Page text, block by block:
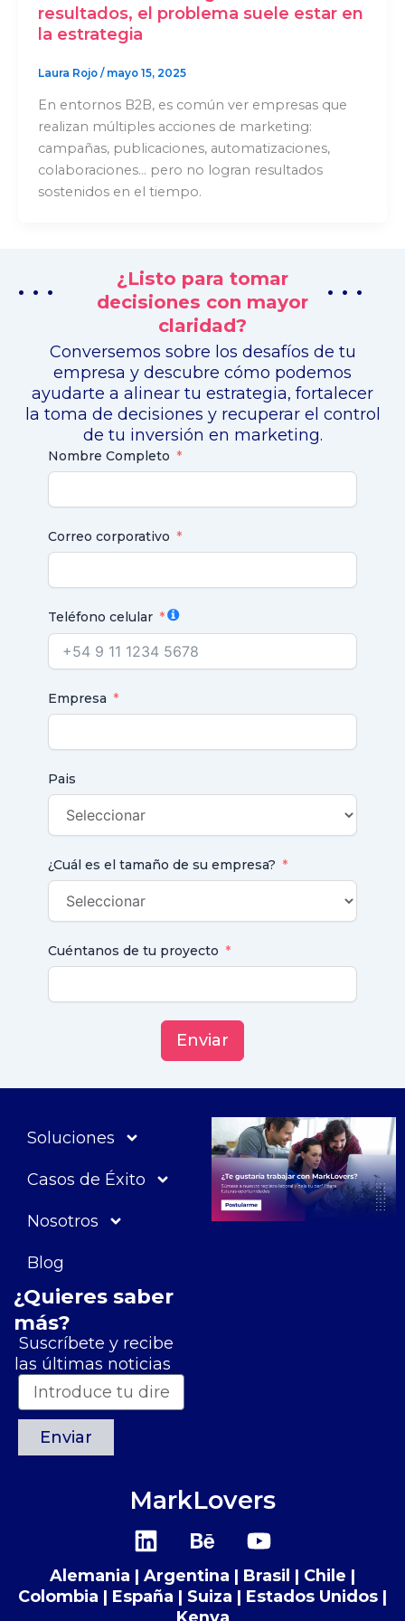
resultados, el problema suele estar en
la estrategia
Laura Rojo / mayo 15, 2025
En entornos B2B, es común ver empresas que
realizan múltiples acciones de marketing:
campañas, publicaciones, automatizaciones,
colaboraciones… pero no logran resultados
sostenidos en el tiempo.
. . .
¿Listo para tomar
decisiones con mayor
claridad?
. . .
Conversemos sobre los desafíos de tu
empresa y descubre cómo podemos
ayudarte a alinear tu estrategia, fortalecer
la toma de decisiones y recuperar el control
de tu inversión en marketing.
Nombre Completo
Correo corporativo
Teléfono celular
Empresa
Pais
¿Cuál es el tamaño de su empresa?
Cuéntanos de tu proyecto
Enviar
Soluciones
Casos de Éxito
Nosotros
Blog
¿Quieres saber
más?
Suscríbete y recibe
las últimas noticias
Enviar
MarkLovers
L
i
n
k
B
e
h
a
Y
o
u
t
Alemania | Argentina | Brasil | Chile |
Colombia | España | Suiza​​ | Estados Unidos |
Kenya